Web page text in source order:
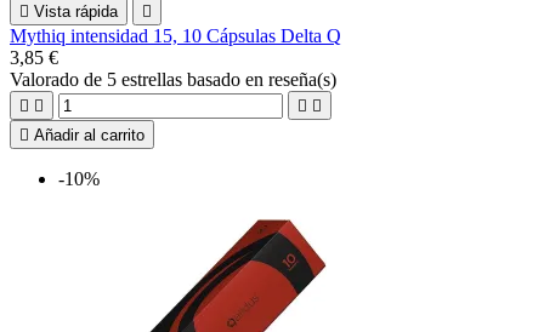
 Vista rápida 
Mythiq intensidad 15, 10 Cápsulas Delta Q
3,85 €
Valorado de 5 estrellas basado en reseña(s)
   
 Añadir al carrito
-10%